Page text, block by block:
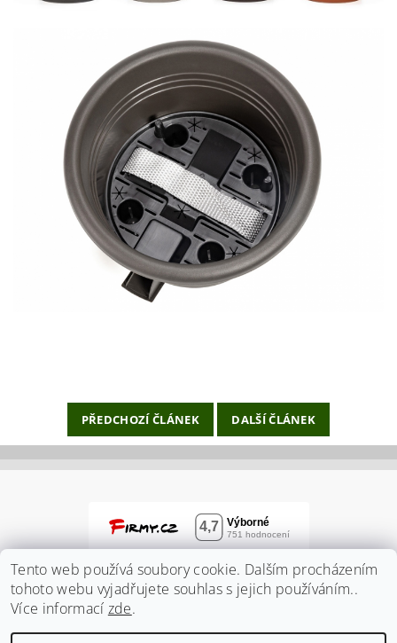
PŘEDCHOZÍ ČLÁNEK DALŠÍ ČLÁNEK
Tento web používá soubory cookie. Dalším procházením
tohoto webu vyjadřujete souhlas s jejich používáním..
Více informací zde.